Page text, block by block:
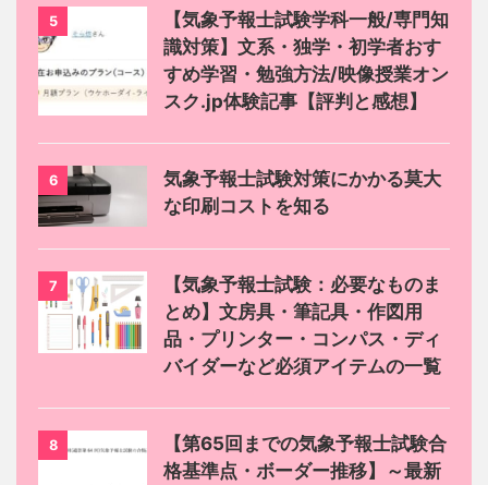
5
【気象予報士試験学科一般/専門知
識対策】文系・独学・初学者おす
すめ学習・勉強方法/映像授業オン
スク.jp体験記事【評判と感想】
6
気象予報士試験対策にかかる莫大
な印刷コストを知る
7
【気象予報士試験：必要なものま
とめ】文房具・筆記具・作図用
品・プリンター・コンパス・ディ
バイダーなど必須アイテムの一覧
8
【第65回までの気象予報士試験合
格基準点・ボーダー推移】～最新